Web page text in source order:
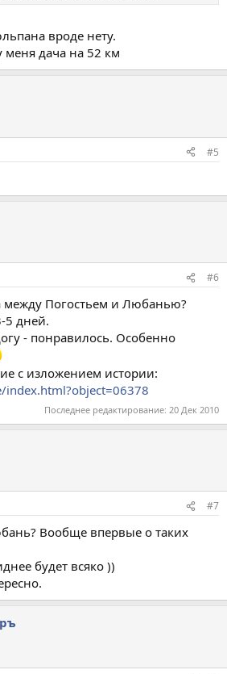
вроде нету.
меня дача на 52 км
#5
#6
между Погостьем и Любанью?
5 дней.
- понравилось. Особенно
с изложением истории:
Последнее редактирование: 20 Дек 2010
#7
Вообще впервые о таких
будет всяко ))